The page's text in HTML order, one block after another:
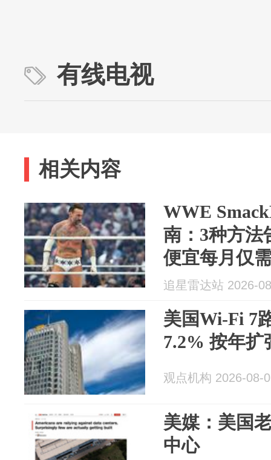
有线电视
相关内容
WWE
南：3种方法
便宜每月仅
追星雷达站 2026-
美国Wi-Fi 7
7.2% 按年扩
观点机构 2026-08-
美媒：美国
中心